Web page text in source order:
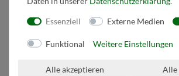
Kaufvertrag widerrufen
ohne Angabe von Gründen möglich. Bestätigung folgt
Essenziell Externe Medien
Funktional Weitere Einstellungen
Alle akzeptieren Alle